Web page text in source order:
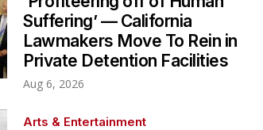
Suffering’ — California
Lawmakers Move To Rein in
Private Detention Facilities
Aug 6, 2026
Arts & Entertainment